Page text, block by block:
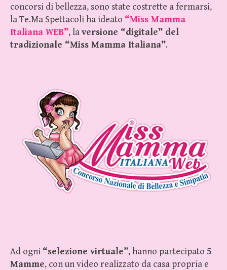
concorsi di bellezza, sono state costrette a fermarsi,
la Te.Ma Spettacoli ha ideato “Miss Mamma
Italiana WEB”, laversione “digitale” del
tradizionale “Miss Mamma Italiana”.
Ad ogni “selezione virtuale”, hanno partecipato 5
Mamme, con un video realizzato da casa propria e